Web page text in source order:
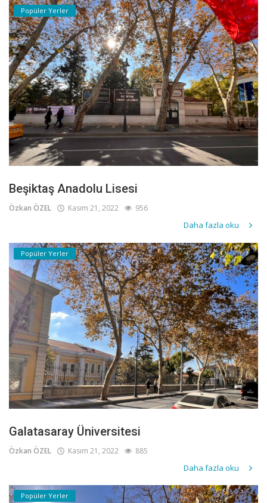
Popüler Yerler
Beşiktaş Anadolu Lisesi
Özkan ÖZEL Kasım 21, 2022 956
Daha fazla oku
Popüler Yerler
Galatasaray Üniversitesi
Özkan ÖZEL Kasım 21, 2022 885
Daha fazla oku
Popüler Yerler